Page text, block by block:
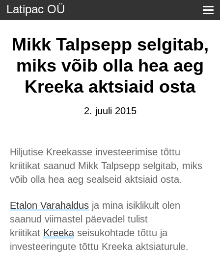
Latipac OÜ
Mikk Talpsepp selgitab,
miks võib olla hea aeg
Kreeka aktsiaid osta
2. juuli 2015
Hiljutise Kreekasse investeerimise tõttu
kriitikat saanud Mikk Talpsepp selgitab, miks
võib olla hea aeg sealseid aktsiaid osta.
Etalon Varahaldus ja mina isiklikult olen
saanud viimastel päevadel tulist
kriitikat Kreeka seisukohtade tõttu ja
investeeringute tõttu Kreeka aktsiaturule.